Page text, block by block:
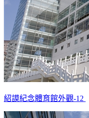
紹謨紀念體育館外觀-12